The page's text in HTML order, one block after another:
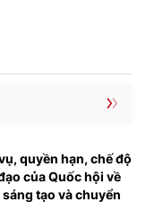
quyền hạn, chế độ
của Quốc hội về
tạo và chuyển